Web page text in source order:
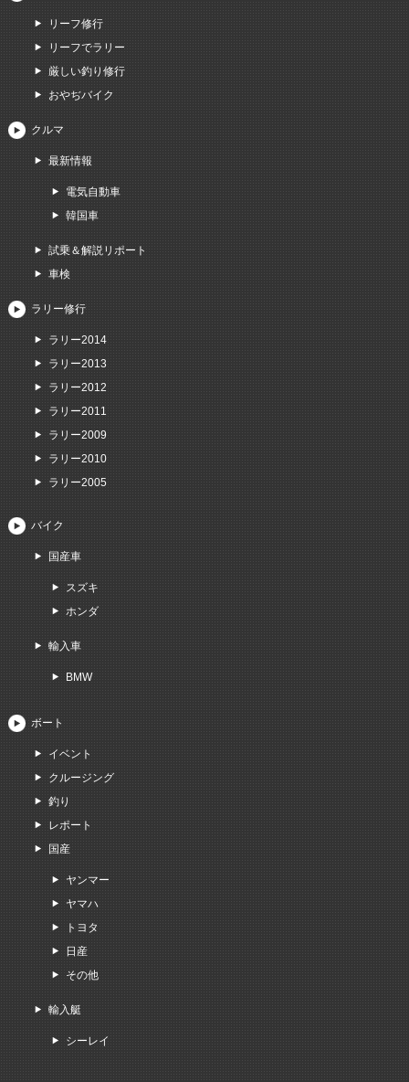
リーフ修行
リーフでラリー
厳しい釣り修行
おやぢバイク
クルマ
最新情報
電気自動車
韓国車
試乗＆解説リポート
車検
ラリー修行
ラリー2014
ラリー2013
ラリー2012
ラリー2011
ラリー2009
ラリー2010
ラリー2005
バイク
国産車
スズキ
ホンダ
輸入車
BMW
ボート
イベント
クルージング
釣り
レポート
国産
ヤンマー
ヤマハ
トヨタ
日産
その他
輸入艇
シーレイ